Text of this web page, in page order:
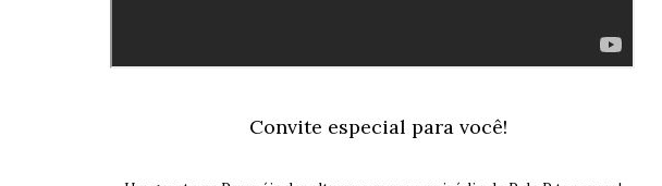
Convite especial para você!